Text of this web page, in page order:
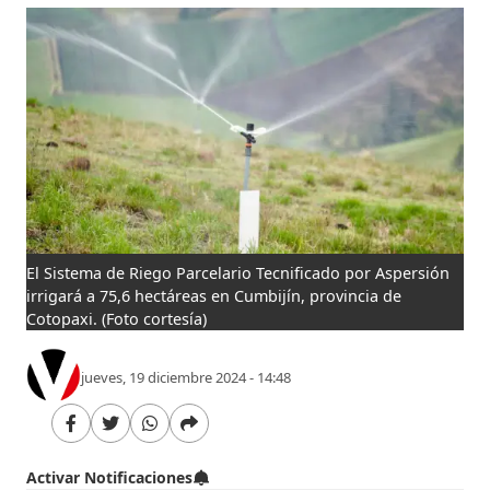
El Sistema de Riego Parcelario Tecnificado por Aspersión
irrigará a 75,6 hectáreas en Cumbijín, provincia de
Cotopaxi. (Foto cortesía)
jueves, 19 diciembre 2024 - 14:48
Activar Notificaciones